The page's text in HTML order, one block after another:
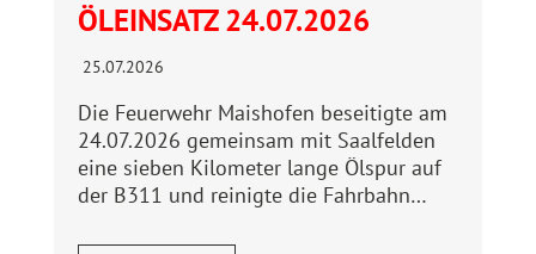
ÖLEINSATZ 24.07.2026
25.07.2026
Die Feuerwehr Maishofen beseitigte am
24.07.2026 gemeinsam mit Saalfelden
eine sieben Kilometer lange Ölspur auf
der B311 und reinigte die Fahrbahn…